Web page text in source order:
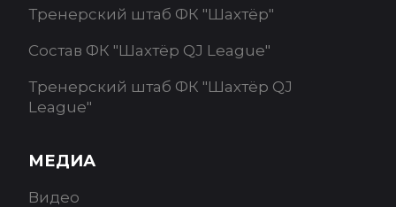
Тренерский штаб ФК "Шахтёр"
Состав ФК "Шахтёр QJ League"
Тренерский штаб ФК "Шахтёр QJ
League"
МЕДИА
Видео